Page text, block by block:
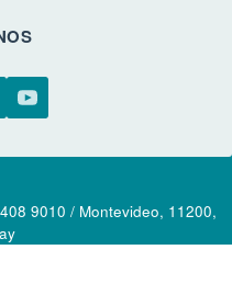
9010 / Montevideo, 11200,